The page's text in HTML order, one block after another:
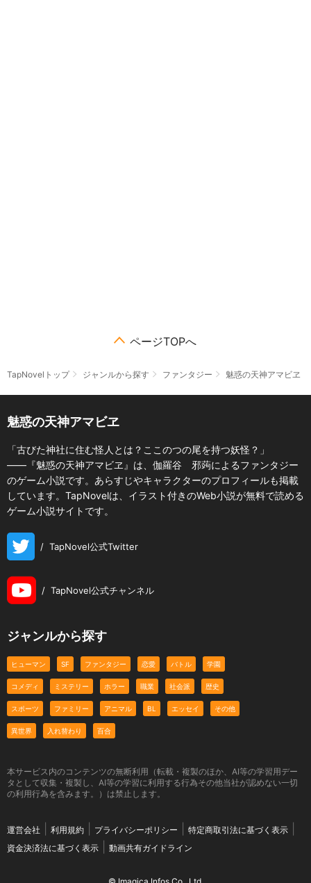
ページTOPへ
TapNovelトップ ジャンルから探す ファンタジー 魅惑の天神アマビヱ
魅惑の天神アマビヱ
「古びた神社に住む怪人とは？ここのつの尾を持つ妖怪？」
――『魅惑の天神アマビヱ』は、伽羅谷 邪蒟によるファンタジー
のゲーム小説です。あらすじやキャラクターのプロフィールも掲載
しています。TapNovelは、イラスト付きのWeb小説が無料で読める
ゲーム小説サイトです。
/ TapNovel公式Twitter
/ TapNovel公式チャンネル
ジャンルから探す
ヒューマン SF ファンタジー 恋愛 バトル 学園
コメディ ミステリー ホラー 職業 社会派 歴史
スポーツ ファミリー アニマル BL エッセイ その他
異世界 入れ替わり 百合
本サービス内のコンテンツの無断利用（転載・複製のほか、AI等の学習用デー
タとして収集・複製し、AI等の学習に利用する行為その他当社が認めない一切
の利用行為を含みます。）は禁止します。
運営会社 利用規約 プライバシーポリシー
特定商取引法に基づく表示
資金決済法に基づく表示
動画共有ガイドライン